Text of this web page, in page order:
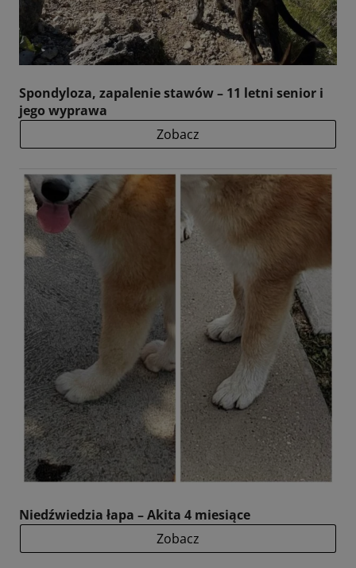
Spondyloza, zapalenie stawów – 11 letni senior i
jego wyprawa
Zobacz
Niedźwiedzia łapa – Akita 4 miesiące
Zobacz